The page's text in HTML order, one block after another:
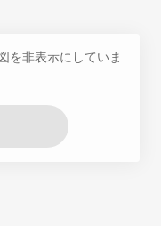
を非表示にしていま